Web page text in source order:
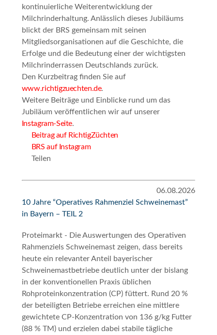
kontinuierliche Weiterentwicklung der
Milchrinderhaltung. Anlässlich dieses Jubiläums
blickt der BRS gemeinsam mit seinen
Mitgliedsorganisationen auf die Geschichte, die
Erfolge und die Bedeutung einer der wichtigsten
Milchrinderrassen Deutschlands zurück.
Den Kurzbeitrag finden Sie auf
www.richtigzuechten.de.
Weitere Beiträge und Einblicke rund um das
Jubiläum veröffentlichen wir auf unserer
Instagram-Seite.
Beitrag auf RichtigZüchten
BRS auf Instagram
Teilen
06.08.2026
10 Jahre “Operatives Rahmenziel Schweinemast”
in Bayern – TEIL 2
Proteimarkt - Die Auswertungen des Operativen
Rahmenziels Schweinemastzeigen, dass bereits
heute ein relevanter Anteil bayerischer
Schweinemastbetriebe deutlich unter der bislang
in der konventionellen Praxis üblichen
Rohproteinkonzentration (CP) füttert. Rund 20 %
der beteiligten Betriebe erreichen eine mittlere
gewichtete CP-Konzentration von 136 g/kg Futter
(88 % TM) und erzielen dabei stabile tägliche